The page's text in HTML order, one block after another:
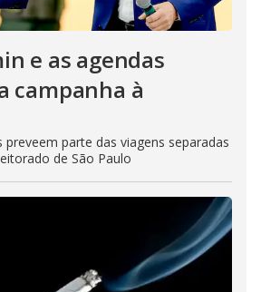
e as agendas
campanha à
parte das viagens separadas
de São Paulo